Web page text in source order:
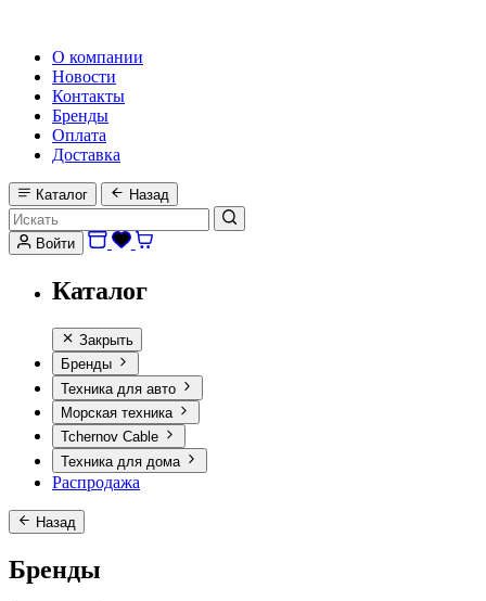
О компании
Новости
Контакты
Бренды
Оплата
Доставка
Каталог Назад
Войти
Каталог
Закрыть
Бренды
Техника для авто
Морская техника
Tchernov Cable
Техника для дома
Распродажа
Назад
Бренды